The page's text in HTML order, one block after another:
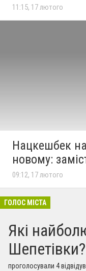
11:15, 17 лютого
Нацкешбек
новому:
09:12, 17 лютого
ГОЛОС МІСТА
Які
Шепетівки?
проголосували 4